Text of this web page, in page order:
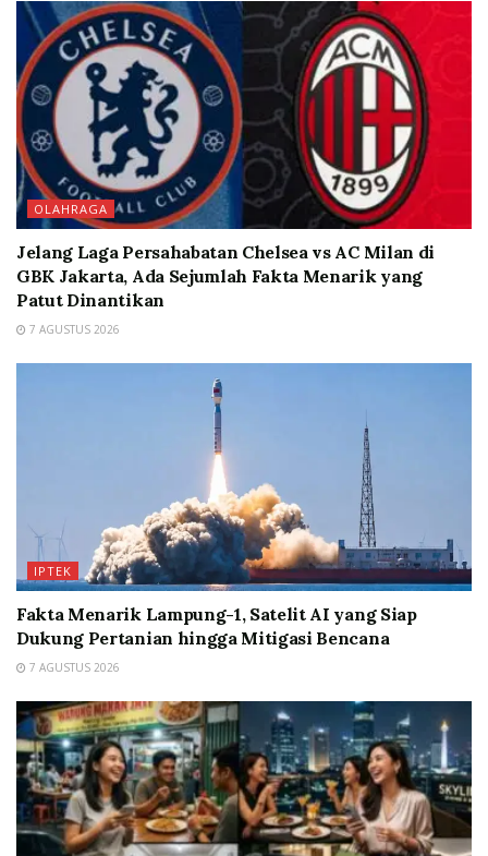
OLAHRAGA
Jelang Laga Persahabatan Chelsea vs AC Milan di
GBK Jakarta, Ada Sejumlah Fakta Menarik yang
Patut Dinantikan
7 AGUSTUS 2026
IPTEK
Fakta Menarik Lampung-1, Satelit AI yang Siap
Dukung Pertanian hingga Mitigasi Bencana
7 AGUSTUS 2026